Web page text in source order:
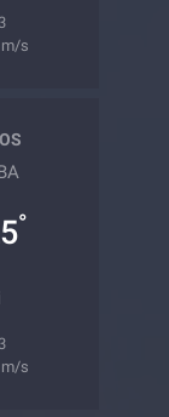
m/s
°
m/s